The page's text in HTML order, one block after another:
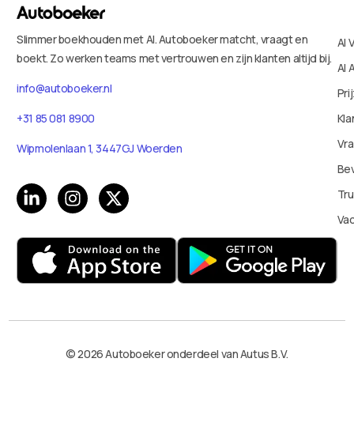
Slimmer boekhouden met AI. Autoboeker matcht, vraagt en
boekt. Zo werken teams met vertrouwen en zijn klanten altijd bij.
info@autoboeker.nl
+31 85 081 8900
Wipmolenlaan 1, 3447GJ Woerden
AI
AI
© 2026 Autoboeker onderdeel van Autus B.V.